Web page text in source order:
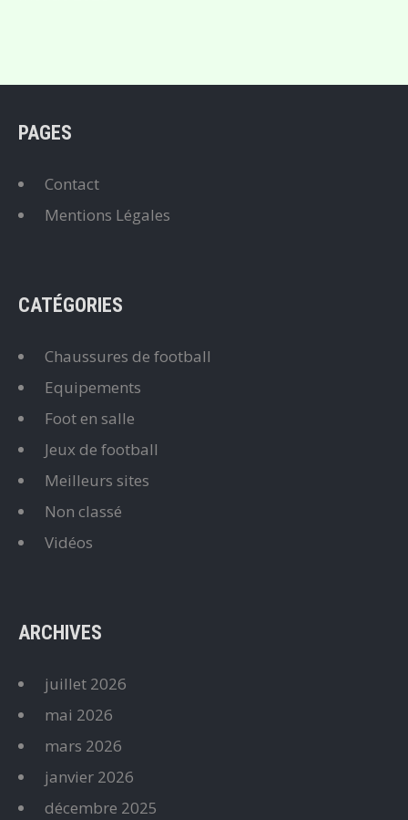
PAGES
Contact
Mentions Légales
CATÉGORIES
Chaussures de football
Equipements
Foot en salle
Jeux de football
Meilleurs sites
Non classé
Vidéos
ARCHIVES
juillet 2026
mai 2026
mars 2026
janvier 2026
décembre 2025